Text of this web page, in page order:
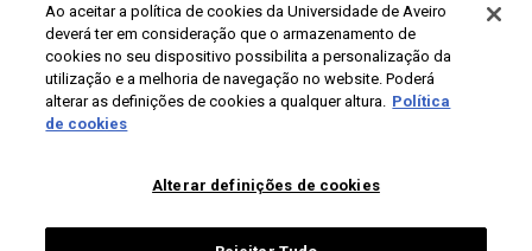
Ao aceitar a política de cookies da Universidade de Aveiro
deverá ter em consideração que o armazenamento de
cookies no seu dispositivo possibilita a personalização da
utilização e a melhoria de navegação no website. Poderá
alterar as definições de cookies a qualquer altura. Política
de cookies
Alterar definições de cookies